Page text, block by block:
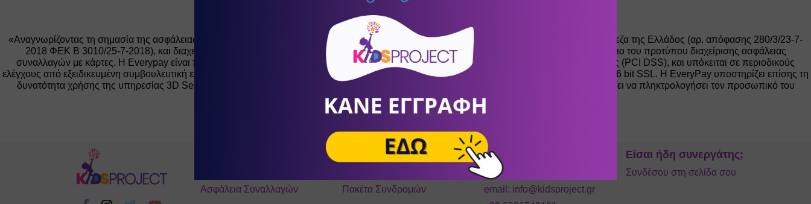
«Αναγνωρίζοντας τη σημασία της ασφάλειας των ηλεκτρονικών πληρωμών, η EveryPay είναι αδειοδοτημένο Ίδρυμα Πληρωμών από την Τράπεζα της Ελλάδος (αρ. απόφασης 280/3/23-7-
2018 ΦΕΚ Β 3010/25-7-2018), και διαχειρίζεται με ασφάλεια στοιχεία συναλλαγών πληρωμών με κάρτες, σύμφωνα με το κανονιστικό πλαίσιο του προτύπου διαχείρισης ασφάλειας
συναλλαγών με κάρτες. Η Everypay είναι πιστοποιημένη σύμφωνα με το πρότυπο διασφάλισης ασφάλειας διαχείρισης συναλλαγών με κάρτες (PCI DSS), και υπόκειται σε περιοδικούς
ελέγχους από εξειδικευμένη συμβουλευτική εταιρία. Όλες οι υπηρεσίες της Everypay γίνονται μέσα από ασφαλείς συνδέσεις με πιστοποιητικά 256 bit SSL. Η EveryPay υποστηρίζει επίσης τη
δυνατότητα χρήσης της υπηρεσίας 3D Secure, μία επιπρόσθετη δικλίδα ασφαλείας για κάρτες VISA & MasterCard. Ο Πληρωτής τότε θα πρέπει να πληκτρολογήσει τον προσωπικό του
μυστικό κωδικό, για να ολοκληρώσει με επιτυχία την συναλλαγή»
Ασφάλεια Συναλλαγών
Γίνε Συνεργάτης
Πακέτα Συνδρομών
Επικοινωνία
Φόρμα Επικοινωνίας
email: info@kidsproject.gr
Είσαι ήδη συνεργάτης;
Συνδέσου στη σελίδα σου